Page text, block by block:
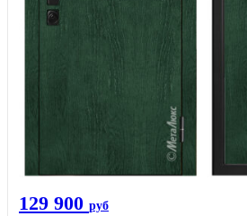
129 900 руб